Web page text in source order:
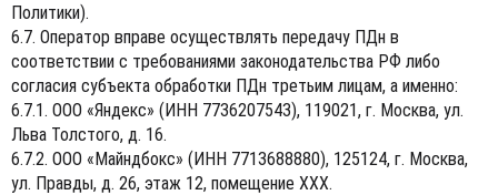
Политики).
6.7. Оператор вправе осуществлять передачу ПДн в
соответствии с требованиями законодательства РФ либо
согласия субъекта обработки ПДн третьим лицам, а именно:
6.7.1. ООО «Яндекс» (ИНН 7736207543), 119021, г. Москва, ул.
Льва Толстого, д. 16.
6.7.2. ООО «Майндбокс» (ИНН 7713688880), 125124, г. Москва,
ул. Правды, д. 26, этаж 12, помещение XXX.